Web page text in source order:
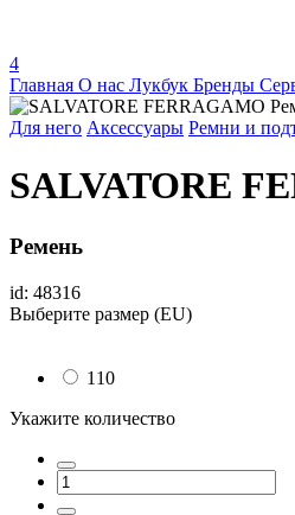
4
Главная О нас Лукбук Бренды
Для него Аксессуары Ремни и
SALVATORE
Ремень
id: 48316
Выберите размер (EU)
110
Укажите количество